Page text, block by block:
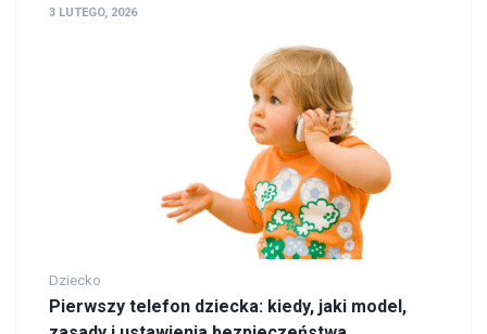
3 LUTEGO, 2026
Dziecko
Pierwszy telefon dziecka: kiedy, jaki model,